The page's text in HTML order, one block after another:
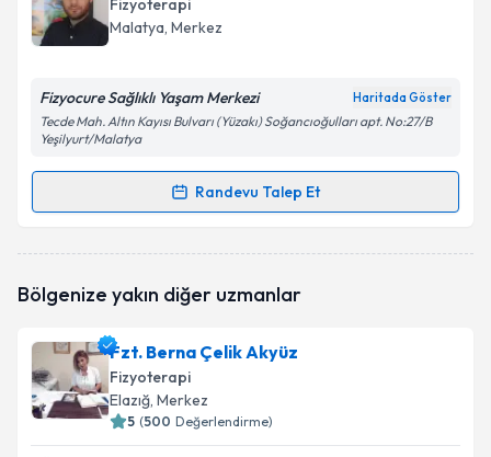
Fizyoterapi
Malatya, Merkez
Fizyocure Sağlıklı Yaşam Merkezi Haritada Göster
Tecde Mah. Altın Kayısı Bulvarı (Yüzakı) Soğancıoğulları apt. No:27/B
Yeşilyurt/Malatya
Randevu Talep Et
Randevu Takvimi Talebi
oluşturun. Size bu uzmandan randevu almanız için bir
E-posta Adresiniz
Bölgenize yakın diğer uzmanlar
Fzt. Berna Çelik Akyüz
Fizyoterapi
Elazığ, Merkez
5 (500 Değerlendirme)